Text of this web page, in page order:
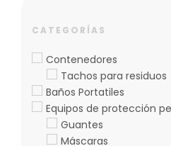
CATEGORÍAS
Contenedores
Tachos para residuos
Baños Portatiles
Equipos de protección
Guantes
Máscaras